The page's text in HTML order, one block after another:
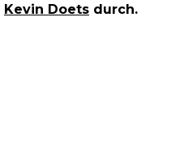
Kevin Doets durch.